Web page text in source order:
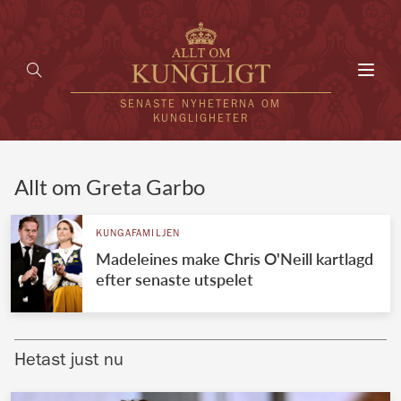
SENASTE NYHETERNA OM
KUNGLIGHETER
UTLÄNDSKT
VÄRLDENS KUNGAHUS
Brittiska kungahuset
Allt om Greta Garbo
KUNGAFAMILJEN
Madeleines make Chris O'Neill kartlagd
efter senaste utspelet
Hetast just nu